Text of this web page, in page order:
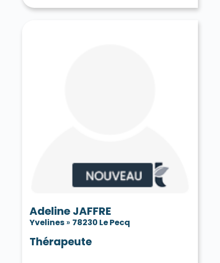
Tessancourt-sur-Aubette 78250
Villepreux 78450
Villette 78930
Villiers-le-Mahieu 78770
Villiers-Saint-Frédéric 78640
Voisins-le-Bretonneux 78960
Adeline JAFFRE
Yvelines» 78230 Le Pecq
Thérapeute